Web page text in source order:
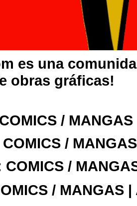
es una
obras gráficas!
/
COMICS /
COMICS /
/ MANGAS |